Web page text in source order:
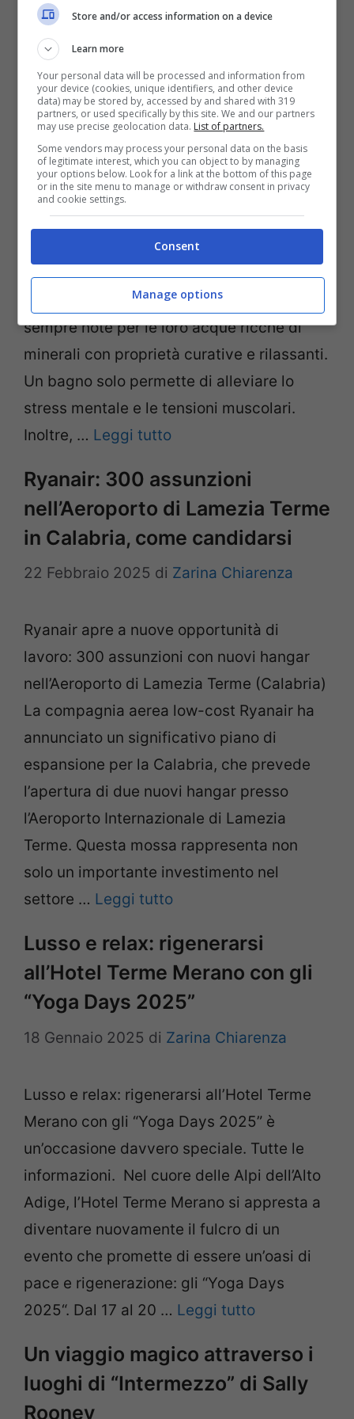
2 giugno alle terme in Toscana:
non puoi perderti questo
ristorante che fa solo cucina
casereccia
15 Maggio 2025 diGiuseppe F.
Un resort con terme esclusive, perfetto
per chi è alla ricerca di relax e benessere e
di un’immersione nella bellezza della
Toscana. Le terme toscane sono da
sempre note per le loro acque ricche di
minerali con proprietà curative e rilassanti.
Un bagno solo permette di alleviare lo
stress mentale e le tensioni muscolari.
Inoltre, … Leggi tutto
Ryanair: 300 assunzioni
nell’Aeroporto di Lamezia Terme
in Calabria, come candidarsi
22 Febbraio 2025 di Zarina Chiarenza
Ryanair apre a nuove opportunità di
lavoro: 300 assunzioni con nuovi hangar
nell’Aeroporto di Lamezia Terme (Calabria)
La compagnia aerea low-cost Ryanair ha
annunciato un significativo piano di
espansione per la Calabria, che prevede
l’apertura di due nuovi hangar presso
l’Aeroporto Internazionale di Lamezia
Terme. Questa mossa rappresenta non
solo un importante investimento nel
settore … Leggi tutto
Lusso e relax: rigenerarsi
all’Hotel Terme Merano con gli
“Yoga Days 2025”
18 Gennaio 2025 di Zarina Chiarenza
Lusso e relax: rigenerarsi all’Hotel Terme
Merano con gli “Yoga Days 2025” è
un’occasione davvero speciale. Tutte le
informazioni. Nel cuore delle Alpi dell’Alto
Adige, l’Hotel Terme Merano si appresta a
diventare nuovamente il fulcro di un
evento che promette di essere un’oasi di
pace e rigenerazione: gli “Yoga Days
2025“. Dal 17 al 20 … Leggi tutto
Un viaggio magico attraverso i
luoghi di “Intermezzo” di Sally
Rooney
Store and/or access information on a device
Learn more
Your personal data will be processed and information from
your device (cookies, unique identifiers, and other device
data) may be stored by, accessed by and shared with 319
partners, or used specifically by this site. We and our partners
may use precise geolocation data. List of partners.
Some vendors may process your personal data on the basis
of legitimate interest, which you can object to by managing
your options below. Look for a link at the bottom of this page
or in the site menu to manage or withdraw consent in privacy
and cookie settings.
Consent
Manage options